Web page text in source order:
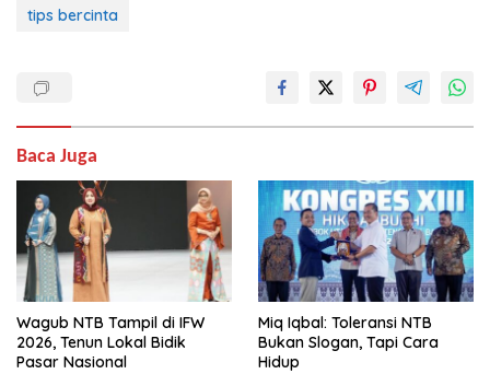
tips bercinta
Baca Juga
Wagub NTB Tampil di IFW
2026, Tenun Lokal Bidik
Pasar Nasional
Miq Iqbal: Toleransi NTB
Bukan Slogan, Tapi Cara
Hidup